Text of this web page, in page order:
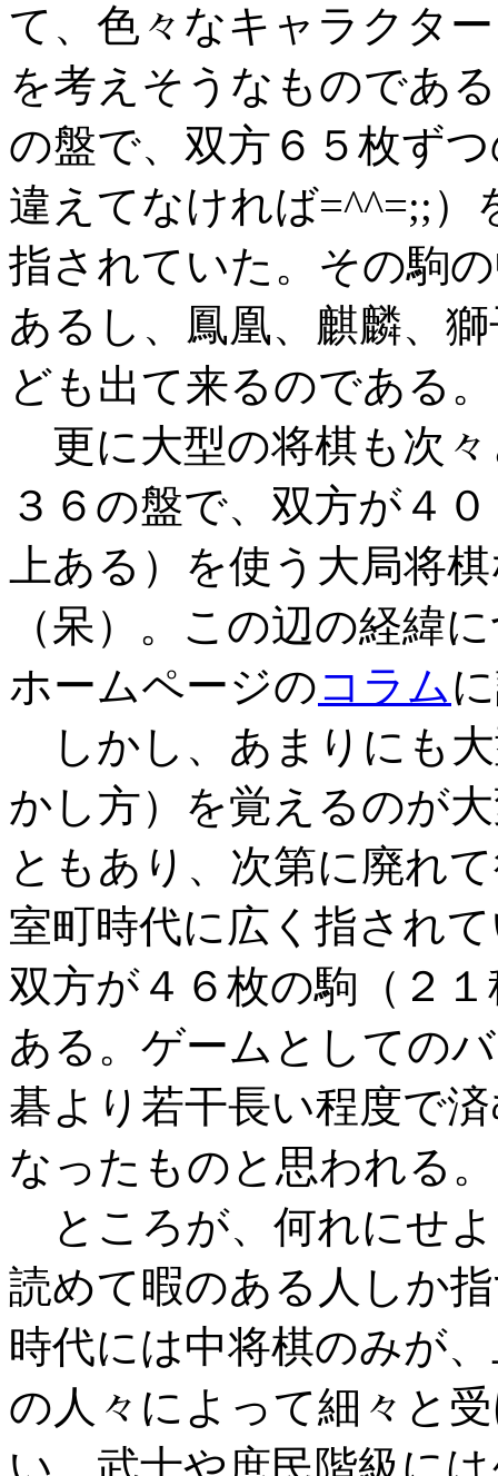
て、色々なキャラクタ
を考えそうなものであ
の盤で、双方６５枚ず
違えてなければ=^^=;;）
指されていた。その駒
あるし、鳳凰、麒麟、
ども出て来るのである。
更に大型の将棋も次
３６の盤で、双方が４
上ある）を使う大局将
（呆）。この辺の経緯
ホームページのコラム
しかし、あまりにも
かし方）を覚えるのが
ともあり、次第に廃れ
室町時代に広く指され
双方が４６枚の駒（２
ある。ゲームとしての
碁より若干長い程度で
なったものと思われる。
ところが、何れにせ
読めて暇のある人しか
時代には中将棋のみが
の人々によって細々と